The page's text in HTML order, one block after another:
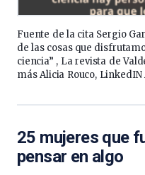
Fuente de la cita Sergio
de las cosas que
ciencia” , La revista de
más Alicia Rouco, LinkedIN
25 mujeres que
pensar en algo